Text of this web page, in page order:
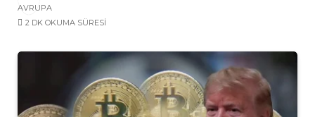
2 DK OKUMA SÜRESI